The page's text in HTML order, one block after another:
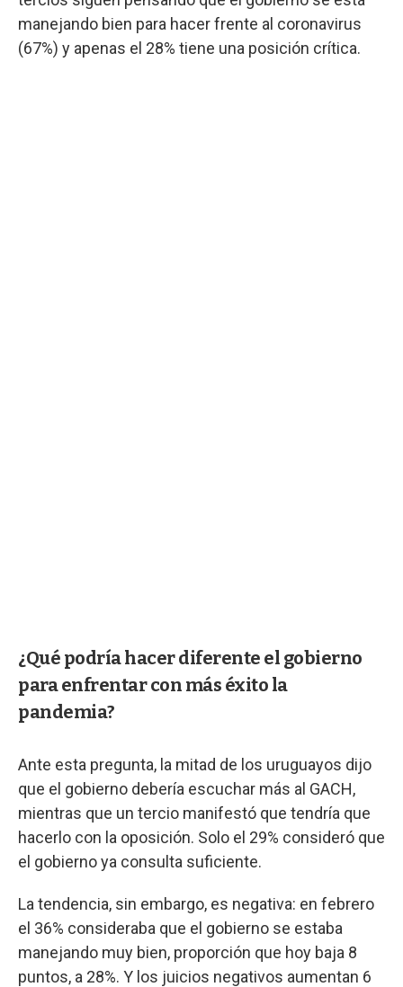
manejando bien para hacer frente al coronavirus
(67%) y apenas el 28% tiene una posición crítica.
¿Qué podría hacer diferente el gobierno
para enfrentar con más éxito la
pandemia?
Ante esta pregunta, la mitad de los uruguayos dijo
que el gobierno debería escuchar más al GACH,
mientras que un tercio manifestó que tendría que
hacerlo con la oposición. Solo el 29% consideró que
el gobierno ya consulta suficiente.
La tendencia, sin embargo, es negativa: en febrero
el 36% consideraba que el gobierno se estaba
manejando muy bien, proporción que hoy baja 8
puntos, a 28%. Y los juicios negativos aumentan 6